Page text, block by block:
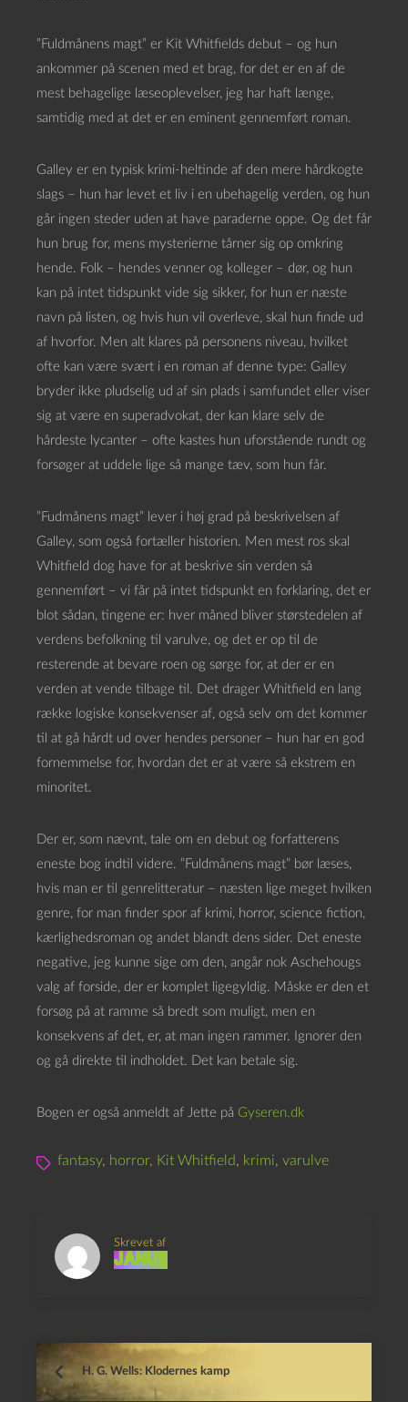
”Fuldmånens magt” er Kit Whitfields debut – og hun
ankommer på scenen med et brag, for det er en af de
mest behagelige læseoplevelser, jeg har haft længe,
samtidig med at det er en eminent gennemført roman.
Galley er en typisk krimi-heltinde af den mere hårdkogte
slags – hun har levet et liv i en ubehagelig verden, og hun
går ingen steder uden at have paraderne oppe. Og det får
hun brug for, mens mysterierne tårner sig op omkring
hende. Folk – hendes venner og kolleger – dør, og hun
kan på intet tidspunkt vide sig sikker, for hun er næste
navn på listen, og hvis hun vil overleve, skal hun finde ud
af hvorfor. Men alt klares på personens niveau, hvilket
ofte kan være svært i en roman af denne type: Galley
bryder ikke pludselig ud af sin plads i samfundet eller viser
sig at være en superadvokat, der kan klare selv de
hårdeste lycanter – ofte kastes hun uforstående rundt og
forsøger at uddele lige så mange tæv, som hun får.
”Fudmånens magt” lever i høj grad på beskrivelsen af
Galley, som også fortæller historien. Men mest ros skal
Whitfield dog have for at beskrive sin verden så
gennemført – vi får på intet tidspunkt en forklaring, det er
blot sådan, tingene er: hver måned bliver størstedelen af
verdens befolkning til varulve, og det er op til de
resterende at bevare roen og sørge for, at der er en
verden at vende tilbage til. Det drager Whitfield en lang
række logiske konsekvenser af, også selv om det kommer
til at gå hårdt ud over hendes personer – hun har en god
fornemmelse for, hvordan det er at være så ekstrem en
minoritet.
Der er, som nævnt, tale om en debut og forfatterens
eneste bog indtil videre. ”Fuldmånens magt” bør læses,
hvis man er til genrelitteratur – næsten lige meget hvilken
genre, for man finder spor af krimi, horror, science fiction,
kærlighedsroman og andet blandt dens sider. Det eneste
negative, jeg kunne sige om den, angår nok Aschehougs
valg af forside, der er komplet ligegyldig. Måske er den et
forsøg på at ramme så bredt som muligt, men en
konsekvens af det, er, at man ingen rammer. Ignorer den
og gå direkte til indholdet. Det kan betale sig.
Bogen er også anmeldt af Jette på Gyseren.dk
fantasy, horror, Kit Whitfield, krimi, varulve
Skrevet af
Janus
H. G. Wells: Klodernes kamp